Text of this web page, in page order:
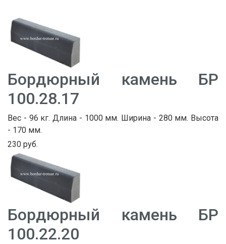
Бордюрный камень БР
100.28.17
Вес - 96 кг. Длина - 1000 мм. Ширина - 280 мм. Высота
- 170 мм.
230 руб.
Бордюрный камень БР
100.22.20